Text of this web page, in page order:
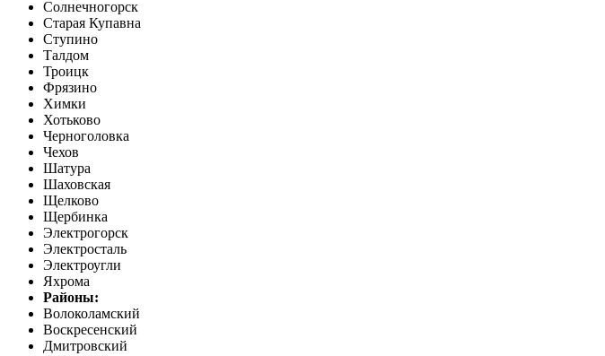
Солнечногорск
Старая Купавна
Ступино
Талдом
Троицк
Фрязино
Химки
Хотьково
Черноголовка
Чехов
Шатура
Шаховская
Щелково
Щербинка
Электрогорск
Электросталь
Электроугли
Яхрома
Районы:
Волоколамский
Воскресенский
Дмитровский